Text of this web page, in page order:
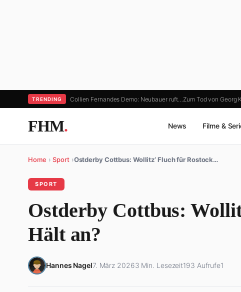
TRENDING Collien Fernandes Demo: Neubauer ruft…Zum Tod von Georg
FHM. News Filme &
Home › Sport ›Ostderby Cottbus: Wollitz‘ Fluch für Rostock…
SPORT
Ostderby Cottbus:
Hält an?
Hannes Nagel7. März 20263 Min. Lesezeit193 Aufrufe1